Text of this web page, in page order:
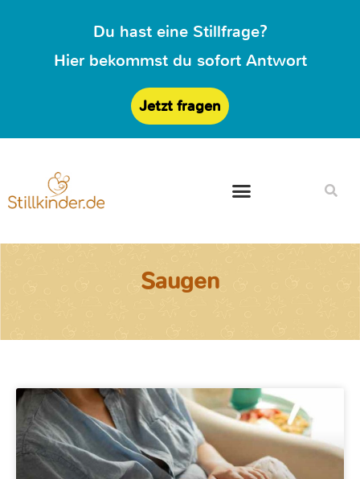
Du hast eine Stillfrage?
Hier bekommst du sofort Antwort
Jetzt fragen
Saugen